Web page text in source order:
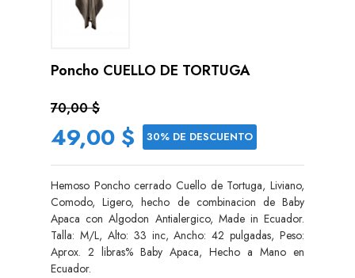
Poncho CUELLO DE TORTUGA
70,00 $
49,00 $ 30% DE DESCUENTO
Hemoso Poncho cerrado Cuello de Tortuga, Liviano,
Comodo, Ligero, hecho de combinacion de Baby
Apaca con Algodon Antialergico, Made in Ecuador.
Talla: M/L, Alto: 33 inc, Ancho: 42 pulgadas, Peso:
Aprox. 2 libras% Baby Apaca, Hecho a Mano en
Ecuador.